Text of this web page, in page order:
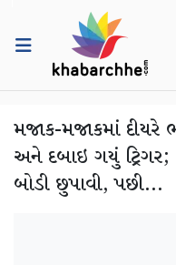
મજાક-મજાકમાં દીયરે
અને દબાઇ ગયું ટ્રિગર;
બોડી છુપાવી, પછી...